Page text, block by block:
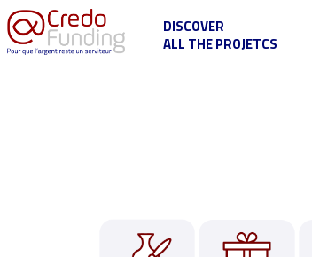
DISCOVER
ALL THE PROJETCS